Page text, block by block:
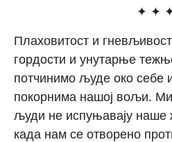
✦ ✦
Плаховитост и
гордости и унутарње
потчинимо људе око себе
покорнима нашој вољи. Ми
људи не испуњавају
када нам се отворено